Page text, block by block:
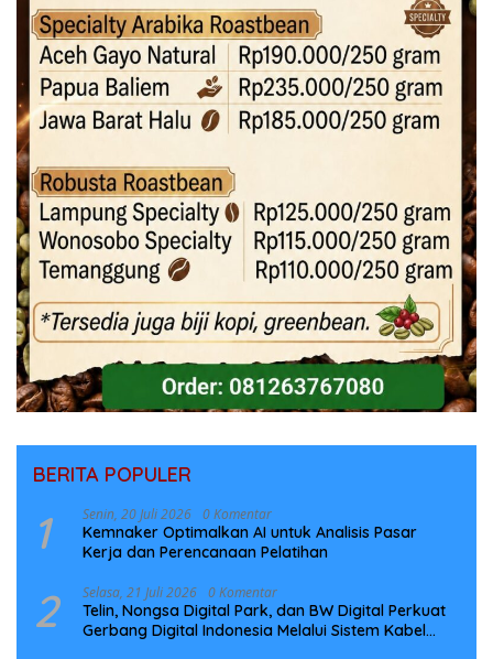
BERITA POPULER
1 Senin, 20 Juli 2026 0 Komentar
Kemnaker Optimalkan AI untuk Analisis Pasar
Kerja dan Perencanaan Pelatihan
2 Selasa, 21 Juli 2026 0 Komentar
Telin, Nongsa Digital Park, dan BW Digital Perkuat
Gerbang Digital Indonesia Melalui Sistem Kabel